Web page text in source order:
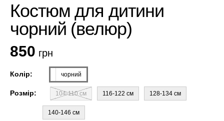
Костюм для дитини
чорний (велюр)
850 грн
Колір: чорний
Розмір: 104-110 см 116-122 см 128-134 см
140-146 см